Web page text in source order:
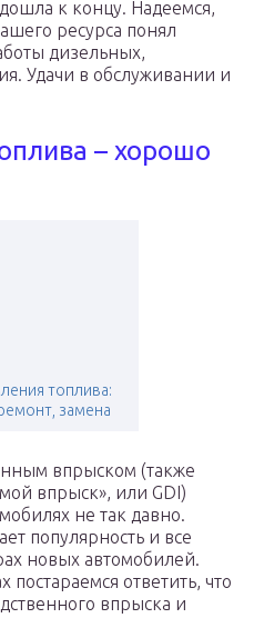
к концу. Надеемся,
ресурса понял
дизельных,
Удачи в обслуживании и
– хорошо
топлива:
замена
впрыском (также
впрыск», или GDI)
не так давно.
популярность и все
новых автомобилей.
ответить, что
впрыска и